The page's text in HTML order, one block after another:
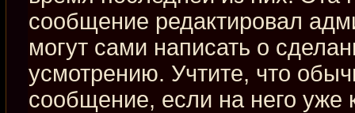
сообщение редактировал
могут сами написать о
усмотрению. Учтите, что
сообщение, если на него уже